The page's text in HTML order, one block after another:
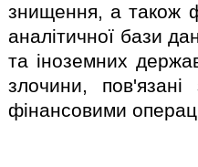
знищення, а також
аналiтичної бази
та iноземних
злочини,
фiнансовими